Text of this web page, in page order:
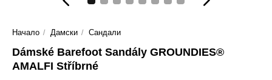
Начало Дамски Сандали
Dámské Barefoot Sandály GROUNDIES®
AMALFI Stříbrné